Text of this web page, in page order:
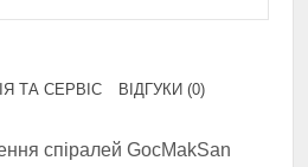
ТА СЕРВІС ВІДГУКИ (0)
спіралей GocMakSan